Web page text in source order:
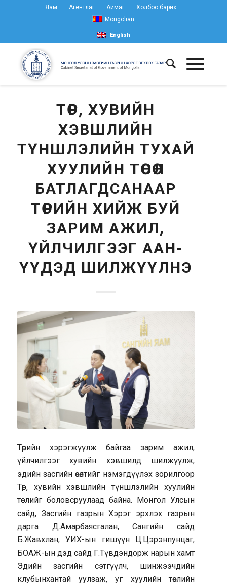
Яам Агентлаг Аймаг
Холбоо барих
Mongolian
English
ТӨР, ХУВИЙН
ХЭВШЛИЙН
ТҮНШЛЭЛИЙН ТУХАЙ
ХУУЛИЙН ТӨСӨЛ
БАТЛАГДСАНААР
ТӨРИЙН ХИЙЖ БУЙ
ЗАРИМ АЖИЛ,
ҮЙЛЧИЛГЭЭГ ААН-
ҮҮДЭД ШИЛЖҮҮЛНЭ
Төрийн хэрэгжүүлж байгаа зарим ажил,
үйлчилгээг хувийн хэвшилд шилжүүлж,
эдийн засгийн өсөлтийг нэмэгдүүлэх зорилгоор
Төр, хувийн хэвшлийн түншлэлийн хуулийн
төслийг боловсруулаад байна. Монгол Улсын
сайд, Засгийн газрын Хэрэг эрхлэх газрын
дарга Д.Амарбаясгалан, Сангийн сайд
Б.Жавхлан, УИХ-ын гишүүн Ц.Цэрэнпунцаг,
БОАЖ-ын дэд сайд Г.Түвдэндорж нарын хамт
Эдийн засгийн сэтгүүлч, шинжээчдийн
клубынхантай уулзаж, уг хуулийн төслийн